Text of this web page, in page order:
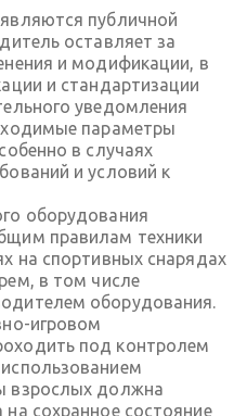
публичной
оставляет за
и модификации, в
и стандартизации
уведомления
параметры
в случаях
и условий к
оборудования
правилам техники
на спортивных снарядах
в том числе
оборудования.
игровом
под контролем
взрослых должна
сохранное состояние